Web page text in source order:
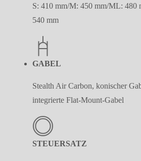
S: 410 mm/M: 450 mm/ML: 480
540 mm
GABEL
Stealth Air Carbon, konischer
integrierte Flat-Mount-Gabel
STEUERSATZ